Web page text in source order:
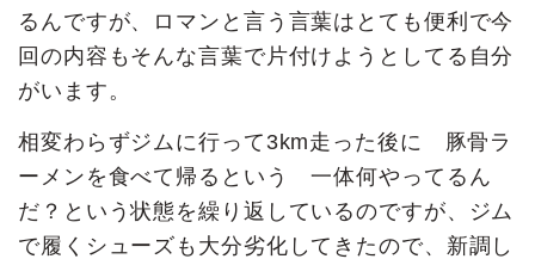
るんですが、ロマンと言う言葉はとても便利で今
回の内容もそんな言葉で片付けようとしてる自分
がいます。
相変わらずジムに行って3km走った後に 豚骨ラ
ーメンを食べて帰るという 一体何やってるん
だ？という状態を繰り返しているのですが、ジム
で履くシューズも大分劣化してきたので、新調し